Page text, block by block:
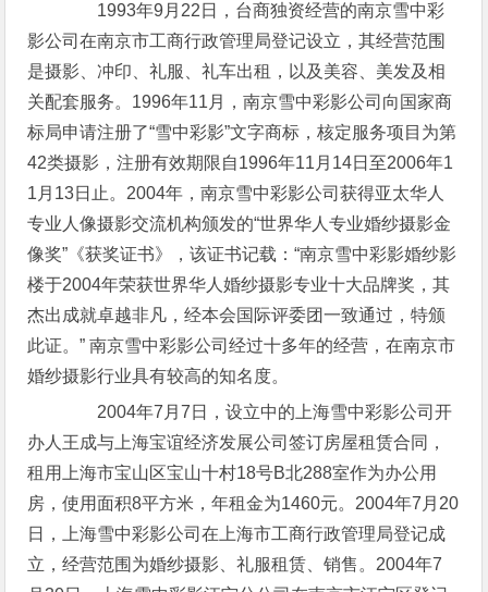
1993年9月22日，台商独资经营的南京雪中彩
影公司在南京市工商行政管理局登记设立，其经营范围
是摄影、冲印、礼服、礼车出租，以及美容、美发及相
关配套服务。1996年11月，南京雪中彩影公司向国家商
标局申请注册了“雪中彩影”文字商标，核定服务项目为第
42类摄影，注册有效期限自1996年11月14日至2006年1
1月13日止。2004年，南京雪中彩影公司获得亚太华人
专业人像摄影交流机构颁发的“世界华人专业婚纱摄影金
像奖”《获奖证书》，该证书记载：“南京雪中彩影婚纱影
楼于2004年荣获世界华人婚纱摄影专业十大品牌奖，其
杰出成就卓越非凡，经本会国际评委团一致通过，特颁
此证。” 南京雪中彩影公司经过十多年的经营，在南京市
婚纱摄影行业具有较高的知名度。
2004年7月7日，设立中的上海雪中彩影公司开
办人王成与上海宝谊经济发展公司签订房屋租赁合同，
租用上海市宝山区宝山十村18号B北288室作为办公用
房，使用面积8平方米，年租金为1460元。2004年7月20
日，上海雪中彩影公司在上海市工商行政管理局登记成
立，经营范围为婚纱摄影、礼服租赁、销售。2004年7